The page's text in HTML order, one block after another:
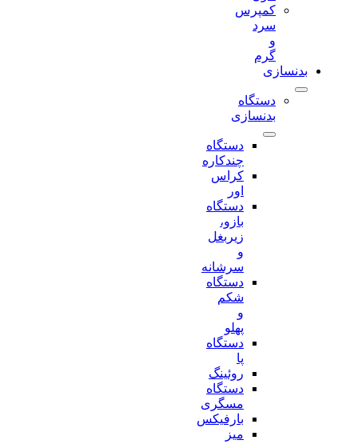
کمپرس
بدنسازی
دستگاه
بدنسازی
دستگاه
چندکاره
کراس
دستگاه
زیربغل
سرشانه
دستگاه
دستگاه
روئینگ
دستگاه
مسگری
بارفیکس
میز